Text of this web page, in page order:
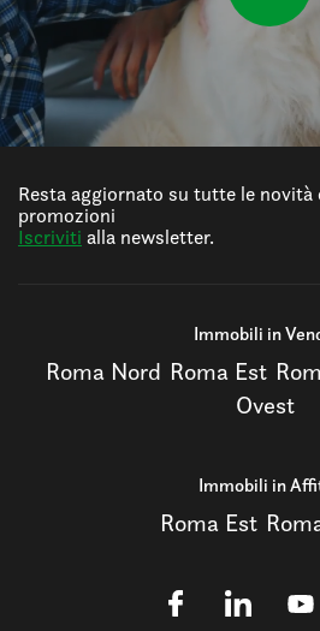
Resta aggiornato su tutte le novità
promozioni
Iscriviti alla newsletter.
Immobili in
Roma Nord Roma Est
Ovest
Immobili in
Roma Est